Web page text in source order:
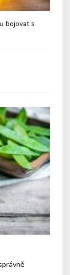
bojovat s